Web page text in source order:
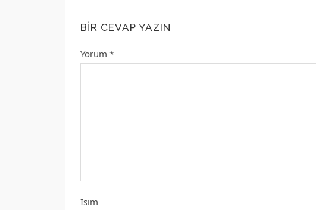
BIR CEVAP YAZIN
Yorum *
İsim